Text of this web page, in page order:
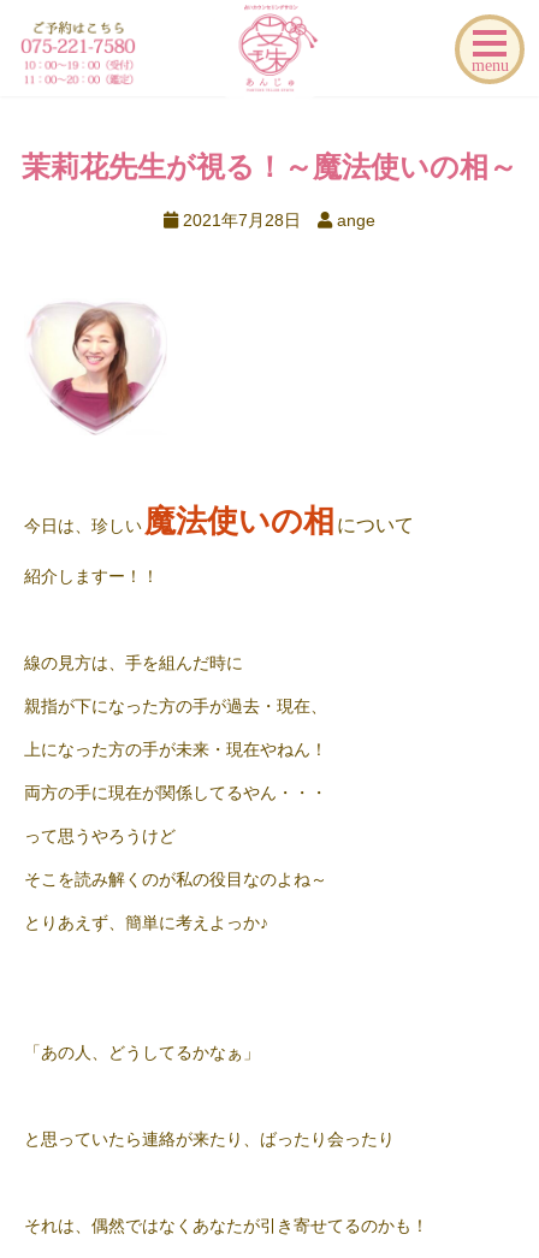
menu
茉莉花先生が視る！～魔法使いの相～
2021年7月28日 ange
今日は、珍しい魔法使いの相 について
紹介しますー！！
線の見方は、手を組んだ時に
親指が下になった方の手が過去・現在、
上になった方の手が未来・現在やねん！
両方の手に現在が関係してるやん・・・
って思うやろうけど
そこを読み解くのが私の役目なのよね～
とりあえず、簡単に考えよっか♪
「あの人、どうしてるかなぁ」
と思っていたら連絡が来たり、ばったり会ったり
それは、偶然ではなくあなたが引き寄せてるのかも！